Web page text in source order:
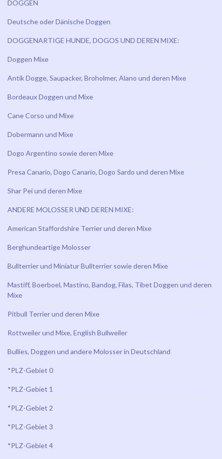
DOGGEN
Deutsche oder Dänische Doggen
DOGGENARTIGE HUNDE, DOGOS UND DEREN MIXE:
Doggen Mixe
Antik Dogge, Saupacker, Broholmer, Alano und deren Mixe
Bordeaux Doggen und Mixe
Cane Corso und Mixe
Dobermann und Mixe
Dogo Argentino sowie deren Mixe
Presa Canario, Dogo Canario, Dogo Sardo und deren Mixe
Shar Pei und deren Mixe
ANDERE MOLOSSER UND DEREN MIXE:
American Staffordshire Terrier und deren Mixe
Berghundeartige Molosser
Bullterrier und Miniatur Bullterrier sowie deren Mixe
Mastiff, Boerboel, Mastino, Bandog, Filas, Tibet Doggen und deren
Mixe
Pitbull Terrier und deren Mixe
Rottweiler und Mixe, English Bullweiler
Bullies, Doggen und andere Molosser in Deutschland
*PLZ-Gebiet 0
*PLZ-Gebiet 1
*PLZ-Gebiet 2
*PLZ-Gebiet 3
*PLZ-Gebiet 4